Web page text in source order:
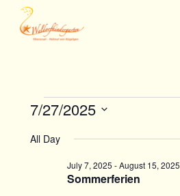
Events
for
7/27/2025
date.
All Day
Sommerferien
July 7, 2025 -August 15, 2025